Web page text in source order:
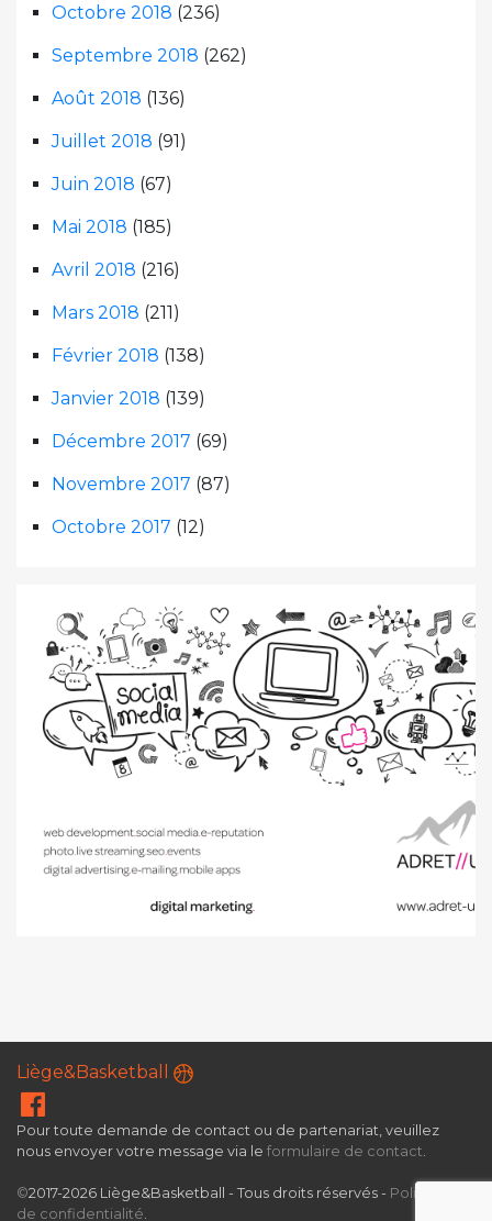
Octobre 2018 (236)
Septembre 2018 (262)
Août 2018 (136)
Juillet 2018 (91)
Juin 2018 (67)
Mai 2018 (185)
Avril 2018 (216)
Mars 2018 (211)
Février 2018 (138)
Janvier 2018 (139)
Décembre 2017 (69)
Novembre 2017 (87)
Octobre 2017 (12)
Liège&Basketball
Pour toute demande de contact ou de partenariat, veuillez
nous envoyer votre message via le formulaire de contact
©2017-2026 Liège&Basketball - Tous droits réservés - Politique
de confidentialité